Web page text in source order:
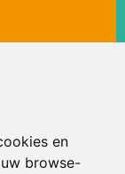
en
browse-